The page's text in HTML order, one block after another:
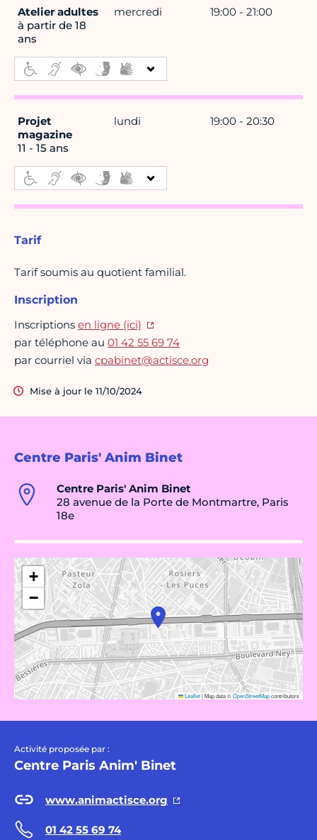
Centre Paris' Anim Binet
Centre Paris' Anim Binet
28 avenue de la Porte de Montmartre, Paris
18e
+
−
Leaflet|Map data ©OpenStreetMapcontributors
Activité proposée par :
Centre Paris Anim' Binet
www.animactisce.org
01 42 55 69 74
Atelier adultes
à partir de 18
ans
mercredi 19:00 - 21:00
Projet
magazine
11 - 15 ans
lundi 19:00 - 20:30
Tarif
Tarif soumis au quotient familial.
Inscription
Inscriptions en ligne (ici)
par téléphone au 01 42 55 69 74
par courriel via cpabinet@actisce.org
Mise à jour le 11/10/2024